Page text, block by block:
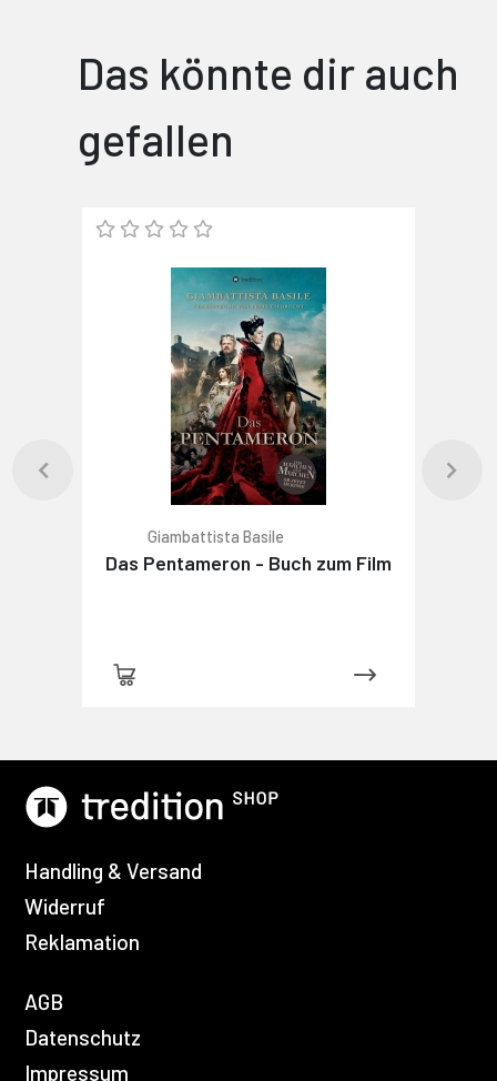
Das könnte dir auch
gefallen
Giambattista Basile
Das Pentameron - Buch zum Film
Handling & Versand
Widerruf
Reklamation
AGB
Datenschutz
Impressum